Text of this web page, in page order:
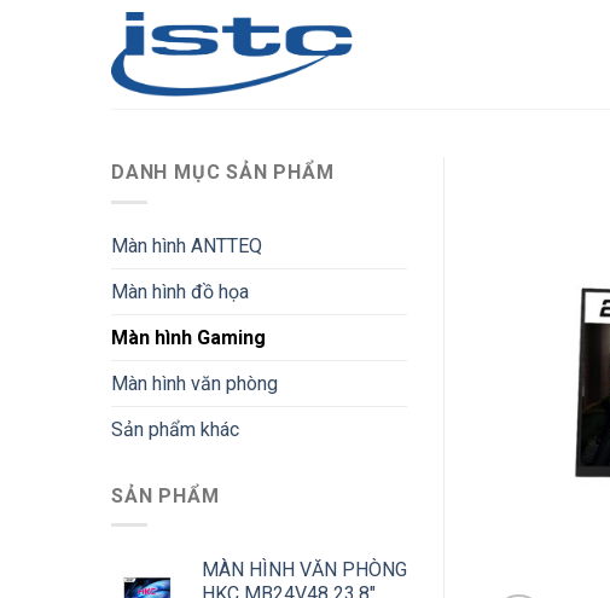
DANH MỤC SẢN PHẨM
Màn hình ANTTEQ
Màn hình đồ họa
Màn hình Gaming
Màn hình văn phòng
Sản phẩm khác
SẢN PHẨM
MÀN HÌNH VĂN PHÒNG